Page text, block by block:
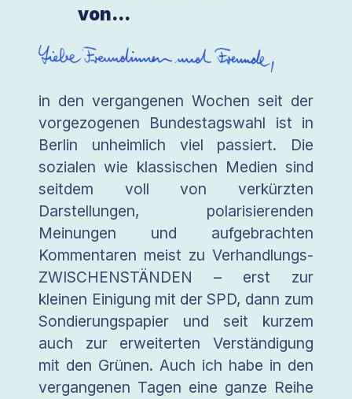
von...
in den vergangenen Wochen seit der
vorgezogenen Bundestagswahl ist in
Berlin unheimlich viel passiert. Die
sozialen wie klassischen Medien sind
seitdem voll von verkürzten
Darstellungen, polarisierenden
Meinungen und aufgebrachten
Kommentaren meist zu Verhandlungs-
ZWISCHENSTÄNDEN – erst zur
kleinen Einigung mit der SPD, dann zum
Sondierungspapier und seit kurzem
auch zur erweiterten Verständigung
mit den Grünen. Auch ich habe in den
vergangenen Tagen eine ganze Reihe